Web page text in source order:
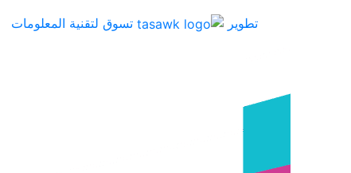
تطوير
تسوق لتقنية المعلومات